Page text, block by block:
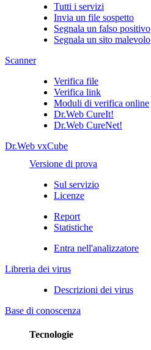
Tutti i servizi
Invia un file sospetto
Segnala un falso positivo
Segnala un sito malevolo
Scanner
Verifica file
Verifica link
Moduli di verifica online
Dr.Web CureIt!
Dr.Web CureNet!
Dr.Web vxCube
Versione di prova
Sul servizio
Licenze
Report
Statistiche
Entra nell'analizzatore
Libreria dei virus
Descrizioni dei virus
Base di conoscenza
Tecnologie